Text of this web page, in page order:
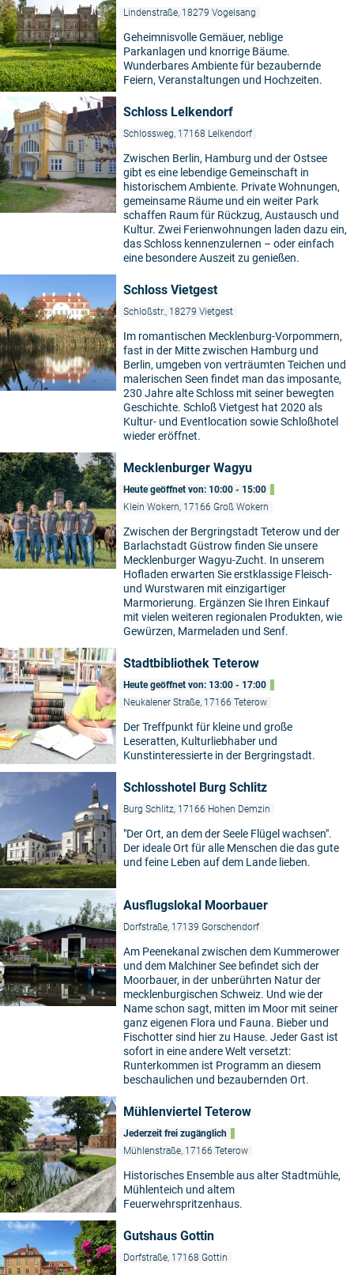
Lindenstraße, 18279 Vogelsang
Geheimnisvolle Gemäuer, neblige
Parkanlagen und knorrige Bäume.
Wunderbares Ambiente für bezaubernde
Feiern, Veranstaltungen und Hochzeiten.
Schloss Lelkendorf
Schlossweg, 17168 Lelkendorf
Zwischen Berlin, Hamburg und der Ostsee
gibt es eine lebendige Gemeinschaft in
historischem Ambiente. Private Wohnungen,
gemeinsame Räume und ein weiter Park
schaffen Raum für Rückzug, Austausch und
Kultur. Zwei Ferienwohnungen laden dazu ein,
das Schloss kennenzulernen – oder einfach
eine besondere Auszeit zu genießen.
Schloss Vietgest
Schloßstr., 18279 Vietgest
Im romantischen Mecklenburg-Vorpommern,
fast in der Mitte zwischen Hamburg und
Berlin, umgeben von verträumten Teichen und
malerischen Seen findet man das imposante,
230 Jahre alte Schloss mit seiner bewegten
Geschichte. Schloß Vietgest hat 2020 als
Kultur- und Eventlocation sowie Schloßhotel
wieder eröffnet.
Mecklenburger Wagyu
Heute geöffnet von: 10:00 - 15:00
Klein Wokern, 17166 Groß Wokern
Zwischen der Bergringstadt Teterow und der
Barlachstadt Güstrow finden Sie unsere
Mecklenburger Wagyu-Zucht. In unserem
Hofladen erwarten Sie erstklassige Fleisch-
und Wurstwaren mit einzigartiger
Marmorierung. Ergänzen Sie Ihren Einkauf
mit vielen weiteren regionalen Produkten, wie
Gewürzen, Marmeladen und Senf.
Stadtbibliothek Teterow
Heute geöffnet von: 13:00 - 17:00
Neukalener Straße, 17166 Teterow
Der Treffpunkt für kleine und große
Leseratten, Kulturliebhaber und
Kunstinteressierte in der Bergringstadt.
Schlosshotel Burg Schlitz
Burg Schlitz, 17166 Hohen Demzin
"Der Ort, an dem der Seele Flügel wachsen".
Der ideale Ort für alle Menschen die das gute
und feine Leben auf dem Lande lieben.
Ausflugslokal Moorbauer
Dorfstraße, 17139 Gorschendorf
Am Peenekanal zwischen dem Kummerower
und dem Malchiner See befindet sich der
Moorbauer, in der unberührten Natur der
mecklenburgischen Schweiz. Und wie der
Name schon sagt, mitten im Moor mit seiner
ganz eigenen Flora und Fauna. Bieber und
Fischotter sind hier zu Hause. Jeder Gast ist
sofort in eine andere Welt versetzt:
Runterkommen ist Programm an diesem
beschaulichen und bezaubernden Ort.
Mühlenviertel Teterow
Jederzeit frei zugänglich
Mühlenstraße, 17166 Teterow
Historisches Ensemble aus alter Stadtmühle,
Mühlenteich und altem
Feuerwehrspritzenhaus.
Gutshaus Gottin
Dorfstraße, 17168 Gottin